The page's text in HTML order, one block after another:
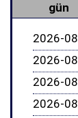
gün
2026-
2026-
2026-
2026-